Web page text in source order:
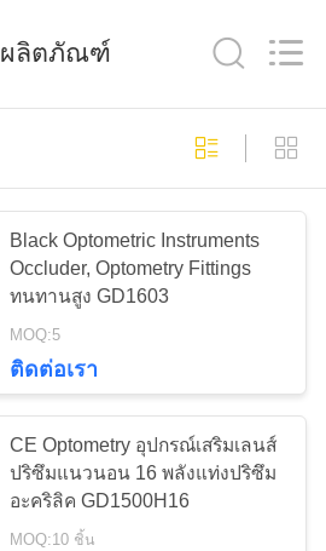
ผลิตภัณฑ์
Black Optometric Instruments
Occluder, Optometry Fittings
ทนทานสูง GD1603
MOQ:5
ติดต่อเรา
CE Optometry อุปกรณ์เสริมเลนส์
ปริซึมแนวนอน 16 พลังแท่งปริซึม
อะคริลิค GD1500H16
MOQ:10 ชิ้น